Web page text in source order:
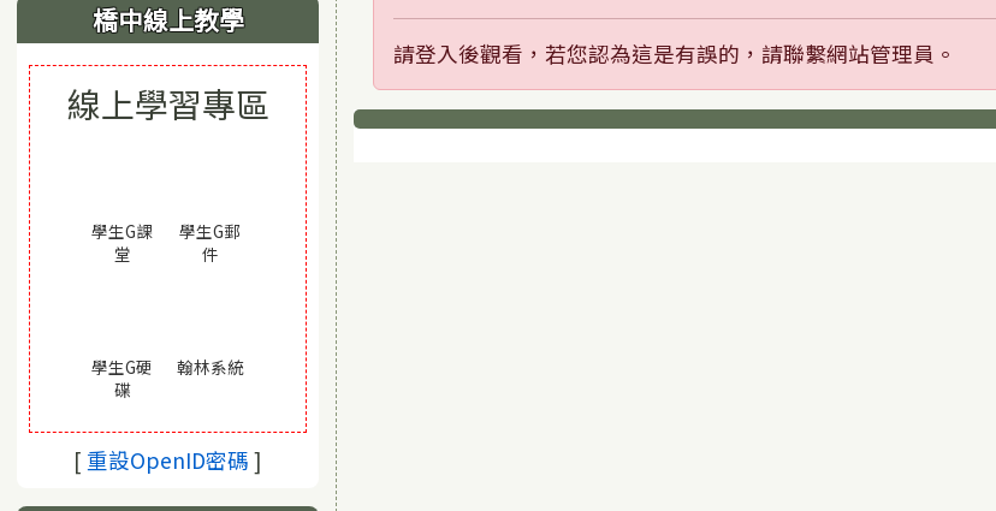
橋中線上教學
線上學習專區
學生G課
堂(另開視窗)
學生G郵
件(另開視窗)
學生G硬
碟(另開視窗)
翰林系統(另開視窗)
[ 重設OpenID密碼 (另開視窗)
]
請登入後觀看，若您認為這是有誤的，請聯繫網站管理員。
下中區域內容